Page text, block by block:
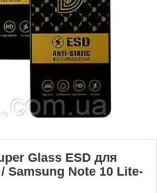
Glass ESD для
Samsung Note 10 Lite-